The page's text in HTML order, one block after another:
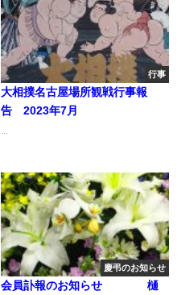
行事
大相撲名古屋場所観戦行事報
告 2023年7月
慶弔のお知らせ
会員訃報のお知らせ 樋